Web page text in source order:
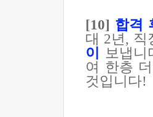
[10] 합격
대 2년, 직
이
보냅니
여 한층
것입니다!